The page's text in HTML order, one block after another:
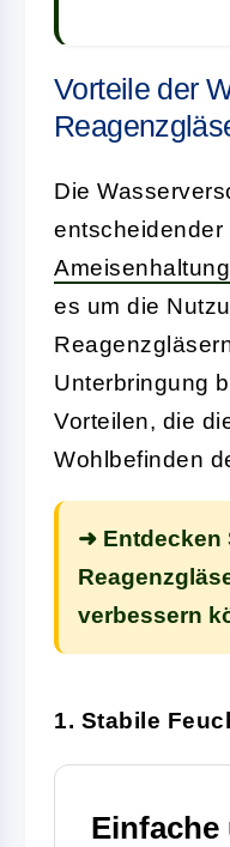
Vorteile der
Die
entscheidender
Ameisenhaltung
es um die
Unterbringung
Vorteilen, die
Wohlbefinden
➜ Entdecken
verbessern
1. Stabile
Einfache